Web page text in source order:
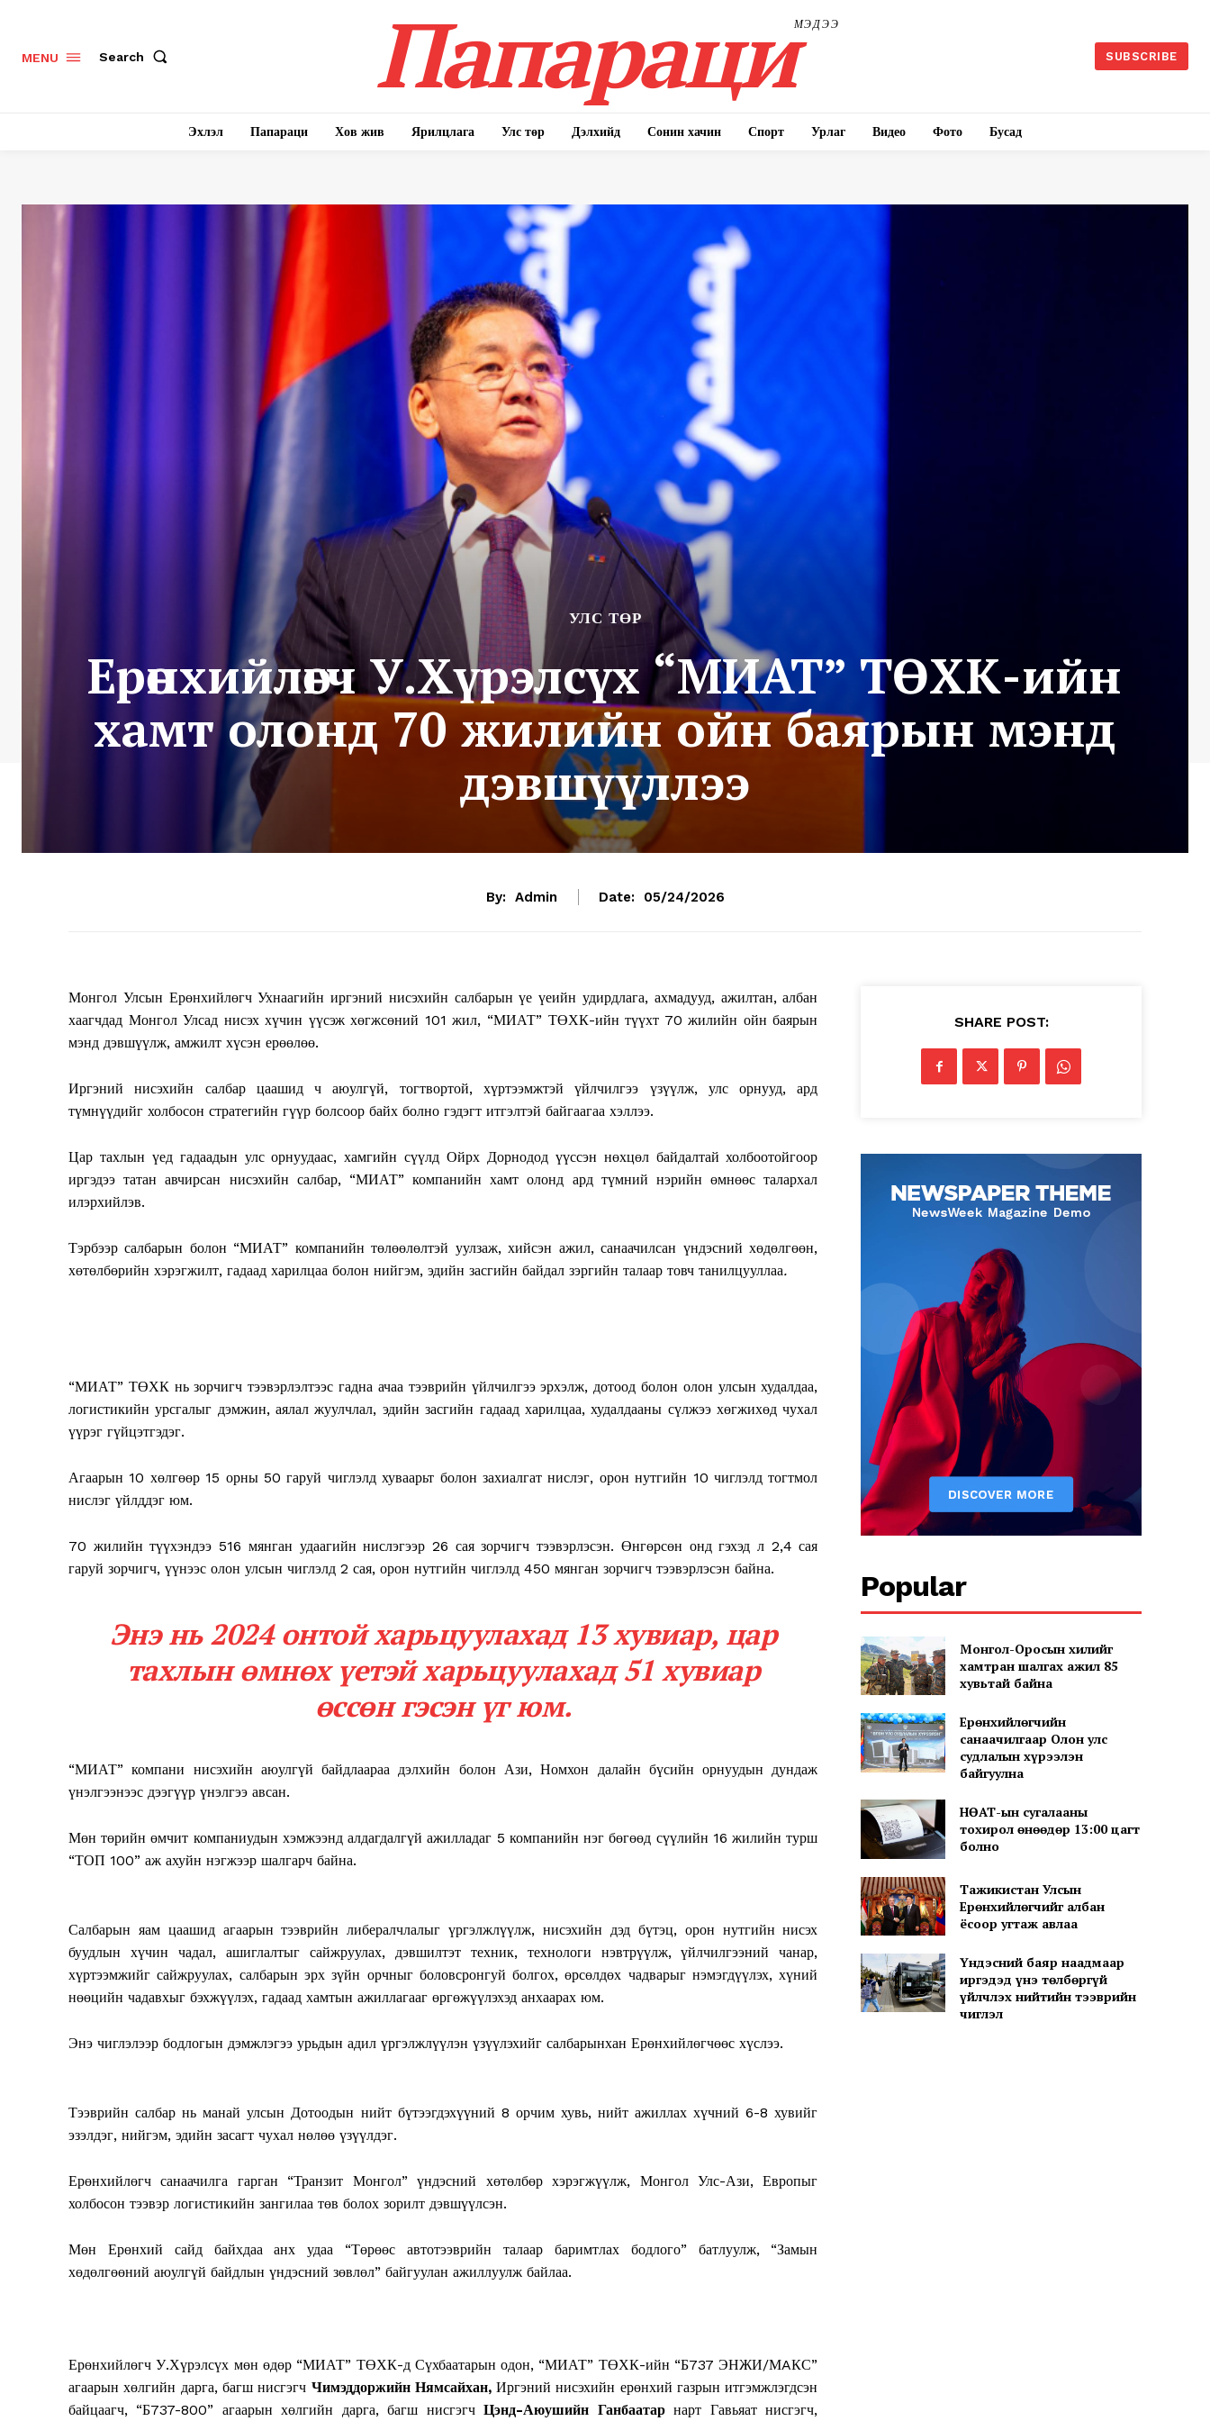
Company
About
Subscription Plans
MENU Search ПапарациМЭДЭЭ
SUBSCRIBE
Эхлэл Папараци Хов жив Ярилцлага Улс төр Дэлхийд Сонин хачин Спорт Урлаг Видео Фото Бусад
УЛС ТӨР
Ерөнхийлөгч У.Хүрэлсүх “МИАТ” ТӨХК-ийн
хамт олонд 70 жилийн ойн баярын мэнд
дэвшүүллээ
By: Admin Date: 05/24/2026
Монгол Улсын Ерөнхийлөгч Ухнаагийн иргэний нисэхийн салбарын үе үеийн удирдлага, ахмадууд, ажилтан, албан
хаагчдад Монгол Улсад нисэх хүчин үүсэж хөгжсөний 101 жил, “МИАТ” ТӨХК-ийн түүхт 70 жилийн ойн баярын
мэнд дэвшүүлж, амжилт хүсэн ерөөлөө.
Иргэний нисэхийн салбар цаашид ч аюулгүй, тогтвортой, хүртээмжтэй үйлчилгээ үзүүлж, улс орнууд, ард
түмнүүдийг холбосон стратегийн гүүр болсоор байх болно гэдэгт итгэлтэй байгаагаа хэллээ.
Цар тахлын үед гадаадын улс орнуудаас, хамгийн сүүлд Ойрх Дорнодод үүссэн нөхцөл байдалтай холбоотойгоор
иргэдээ татан авчирсан нисэхийн салбар, “МИАТ” компанийн хамт олонд ард түмний нэрийн өмнөөс талархал
илэрхийлэв.
Тэрбээр салбарын болон “МИАТ” компанийн төлөөлөлтэй уулзаж, хийсэн ажил, санаачилсан үндэсний хөдөлгөөн,
хөтөлбөрийн хэрэгжилт, гадаад харилцаа болон нийгэм, эдийн засгийн байдал зэргийн талаар товч танилцууллаа.
“МИАТ” ТӨХК нь зорчигч тээвэрлэлтээс гадна ачаа тээврийн үйлчилгээ эрхэлж, дотоод болон олон улсын худалдаа,
логистикийн урсгалыг дэмжин, аялал жуулчлал, эдийн засгийн гадаад харилцаа, худалдааны сүлжээ хөгжихөд чухал
үүрэг гүйцэтгэдэг.
Агаарын 10 хөлгөөр 15 орны 50 гаруй чиглэлд хуваарьт болон захиалгат нислэг, орон нутгийн 10 чиглэлд тогтмол
нислэг үйлддэг юм.
70 жилийн түүхэндээ 516 мянган удаагийн нислэгээр 26 сая зорчигч тээвэрлэсэн. Өнгөрсөн онд гэхэд л 2,4 сая
гаруй зорчигч, үүнээс олон улсын чиглэлд 2 сая, орон нутгийн чиглэлд 450 мянган зорчигч тээвэрлэсэн байна.
Энэ нь 2024 онтой харьцуулахад 13 хувиар, цар
тахлын өмнөх үетэй харьцуулахад 51 хувиар
өссөн гэсэн үг юм.
“МИАТ” компани нисэхийн аюулгүй байдлаараа дэлхийн болон Ази, Номхон далайн бүсийн орнуудын дундаж
үнэлгээнээс дээгүүр үнэлгээ авсан.
Мөн төрийн өмчит компаниудын хэмжээнд алдагдалгүй ажилладаг 5 компанийн нэг бөгөөд сүүлийн 16 жилийн турш
“ТОП 100” аж ахуйн нэгжээр шалгарч байна.
Салбарын яам цаашид агаарын тээврийн либералчлалыг үргэлжлүүлж, нисэхийн дэд бүтэц, орон нутгийн нисэх
буудлын хүчин чадал, ашиглалтыг сайжруулах, дэвшилтэт техник, технологи нэвтрүүлж, үйлчилгээний чанар,
хүртээмжийг сайжруулах, салбарын эрх зүйн орчныг боловсронгуй болгох, өрсөлдөх чадварыг нэмэгдүүлэх, хүний
нөөцийн чадавхыг бэхжүүлэх, гадаад хамтын ажиллагааг өргөжүүлэхэд анхаарах юм.
Энэ чиглэлээр бодлогын дэмжлэгээ урьдын адил үргэлжлүүлэн үзүүлэхийг салбарынхан Ерөнхийлөгчөөс хүслээ.
Тээврийн салбар нь манай улсын Дотоодын нийт бүтээгдэхүүний 8 орчим хувь, нийт ажиллах хүчний 6-8 хувийг
эзэлдэг, нийгэм, эдийн засагт чухал нөлөө үзүүлдэг.
Ерөнхийлөгч санаачилга гарган “Транзит Монгол” үндэсний хөтөлбөр хэрэгжүүлж, Монгол Улс-Ази, Европыг
холбосон тээвэр логистикийн зангилаа төв болох зорилт дэвшүүлсэн.
Мөн Ерөнхий сайд байхдаа анх удаа “Төрөөс автотээврийн талаар баримтлах бодлого” батлуулж, “Замын
хөдөлгөөний аюулгүй байдлын үндэсний зөвлөл” байгуулан ажиллуулж байлаа.
Ерөнхийлөгч У.Хүрэлсүх мөн өдөр “МИАТ” ТӨХК-д Сүхбаатарын одон, “МИАТ” ТӨХК-ийн “Б737 ЭНЖИ/МAКС”
агаарын хөлгийн дарга, багш нисгэгч Чимэддоржийн Нямсайхан,Иргэний нисэхийн ерөнхий газрын итгэмжлэгдсэн
байцаагч, “Б737-800” агаарын хөлгийн дарга, багш нисгэгчЦэнд-Аюушийн Ганбаатарнарт Гавьяат нисгэгч,
SHARE POST:
Popular
Монгол-Оросын хилийг
хамтран шалгах ажил 85
хувьтай байна
Ерөнхийлөгчийн
санаачилгаар Олон улс
судлалын хүрээлэн
байгуулна
НӨАТ-ын сугалааны
тохирол өнөөдөр 13:00 цагт
болно
Тажикистан Улсын
Ерөнхийлөгчийг албан
ёсоор угтаж авлаа
Үндэсний баяр наадмаар
иргэдэд үнэ төлбөргүй
үйлчлэх нийтийн тээврийн
чиглэл